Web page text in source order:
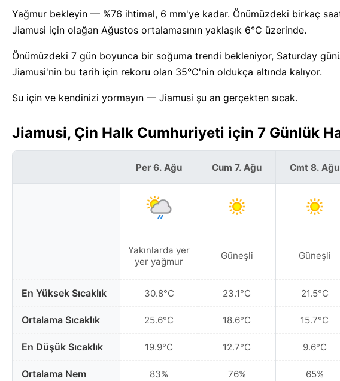
Yağmur bekleyin — %76 ihtimal, 6 mm'ye kadar. Önümüzdeki birkaç
Jiamusi için olağan Ağustos ortalamasının yaklaşık 6°C üzerinde.
Önümüzdeki 7 gün boyunca bir soğuma trendi bekleniyor, Saturday
Jiamusi'nin bu tarih için rekoru olan 35°C'nin oldukça altında kalıyor.
Su için ve kendinizi yormayın — Jiamusi şu an gerçekten sıcak.
Jiamusi, Çin Halk Cumhuriyeti için 7 Günlük
En Yüksek Sıcaklık
Ortalama Sıcaklık
En Düşük Sıcaklık
Ortalama Nem
Per 6. Ağu
Yakınlarda yer
yer yağmur
30.8°C
25.6°C
19.9°C
83%
Cum 7. Ağu
Güneşli
23.1°C
18.6°C
12.7°C
76%
Cmt 8. Ağu
Güneşli
21.5°C
15.7°C
9.6°C
65%